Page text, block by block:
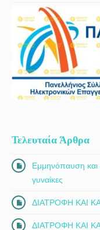
Τελευταία Άρθρα
Εμμηνόπαυση και
γυναίκες
ΔΙΑΤΡΟΦΗ ΚΑΙ
ΔΙΑΤΡΟΦΗ ΚΑΙ